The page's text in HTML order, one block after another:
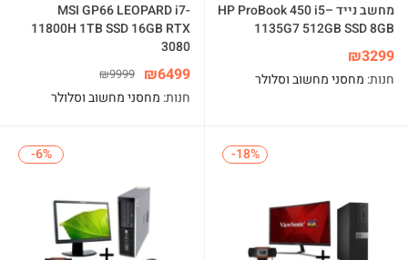
מחשב נייד HP ProBook 450 i5–
1135G7 512GB SSD 8GB
₪3299
חנות: מחסני מחשוב וסלולר
MSI GP66 LEOPARD i7-
11800H 1TB SSD 16GB RTX
3080
₪6499
₪9999
חנות: מחסני מחשוב וסלולר
-18%
-6%